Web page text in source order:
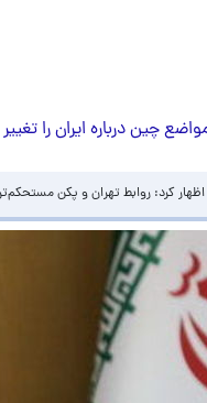
چین درباره ایران را
کرد: روابط تهران و پکن